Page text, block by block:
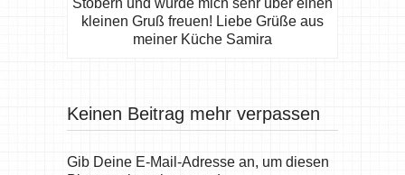
kleinen Gruß freuen! Liebe Grüße aus
meiner Küche Samira
Keinen Beitrag mehr verpassen
Gib Deine E-Mail-Adresse an, um diesen